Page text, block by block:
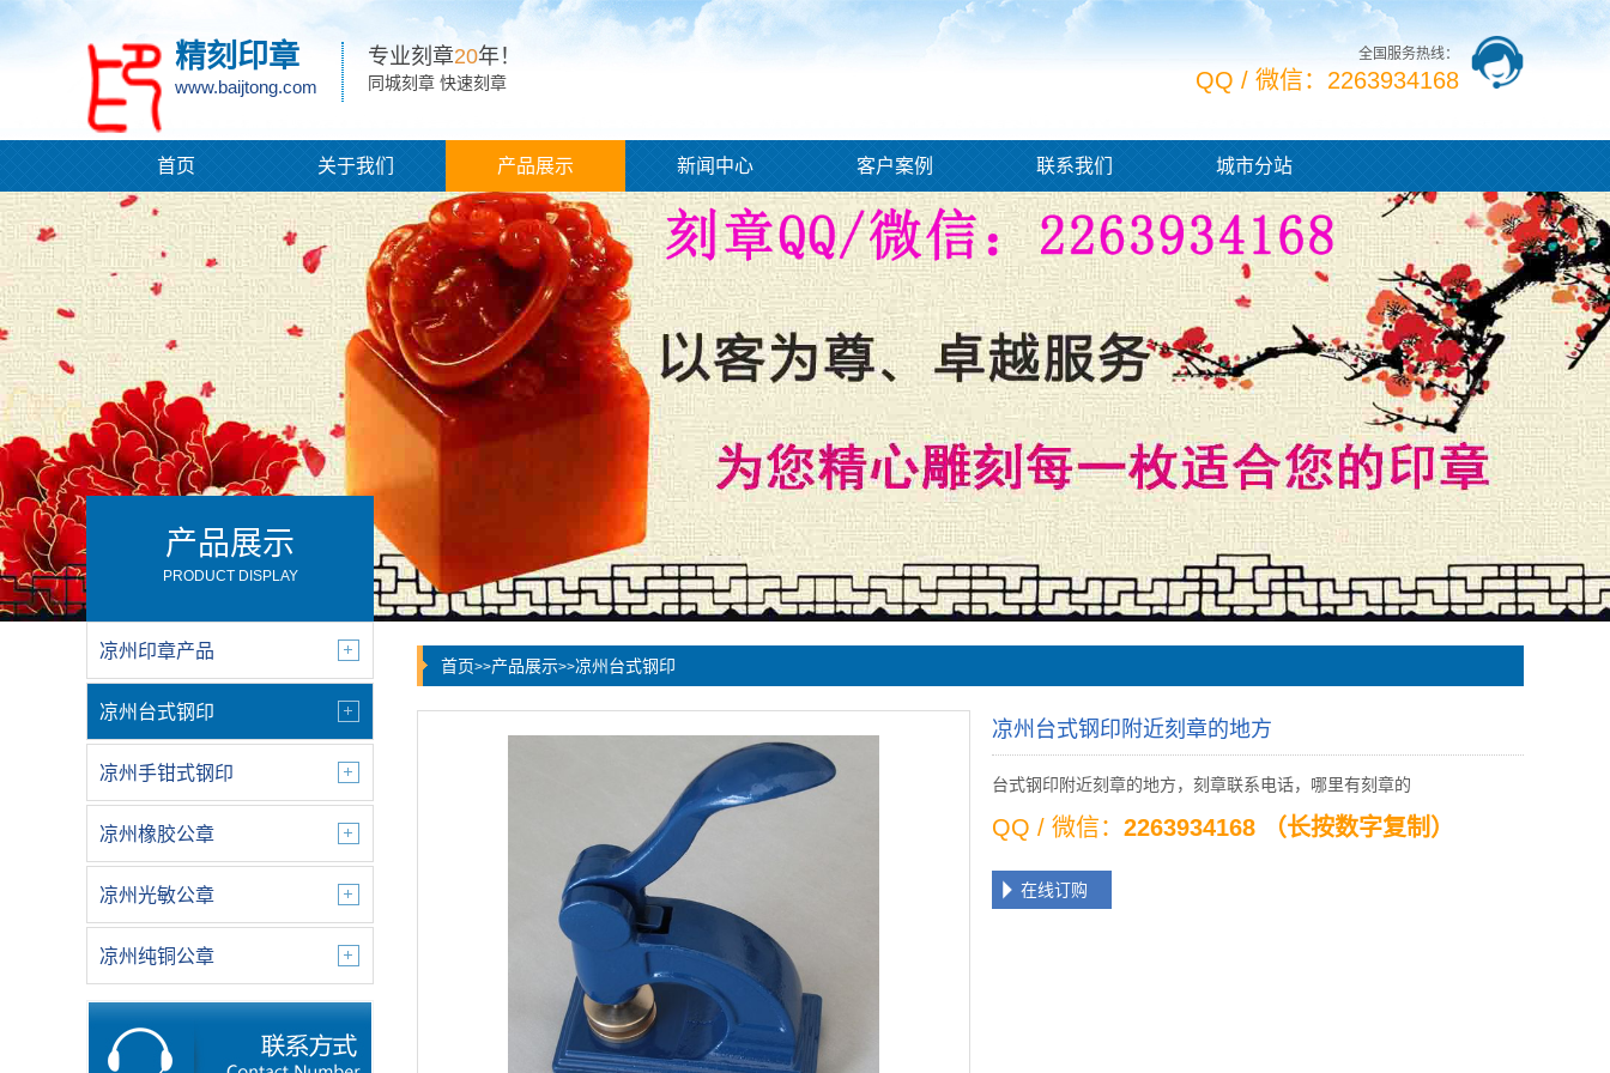
精刻印章
www.baijtong.com
专业刻章20年！
同城刻章 快速刻章
全国服务热线：
QQ / 微信：2263934168
首页 关于我们 产品展示 新闻中心 客户案例 联系我们 城市分站
产品展示
PRODUCT DISPLAY
凉州印章产品
凉州台式钢印
凉州手钳式钢印
凉州橡胶公章
凉州光敏公章
凉州纯铜公章
首页>>产品展示>>凉州台式钢印
凉州台式钢印附近刻章的地方
台式钢印附近刻章的地方，刻章联系电话，哪里有刻章的
QQ / 微信：2263934168 （长按数字复制）
在线订购